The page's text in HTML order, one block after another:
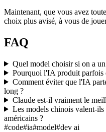
Maintenant, que vous avez
choix plus avisé, à vous de
FAQ
Quel model choisir si on a
Pourquoi l'IA produit parfois
Comment éviter que l'IA
long ?
Claude est-il vraiment le
Les models chinois valent-
américains ?
#code#ia#model#dev ai